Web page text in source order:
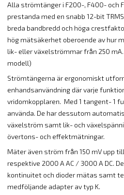
Alla strömtänger i F200-, F400- och
prestanda med en snabb 12-bit
breda bandbredd och höga
hög mätsäkerhet oberoende av hur
lik- eller växelströmmar från 250
modell)
Strömtängerna är ergonomiskt
enhandsanvändning där varje
vridomkopplaren. Med 1 tangent- 1
använda. De har dessutom
växelström samt lik- och
övertons- och effektmätningar.
Mäter även ström från 150 mV upp till
respektive 2000 A AC / 3000 A DC.
kontinuitet och dioder mätas samt
medföljande adapter av typ K.